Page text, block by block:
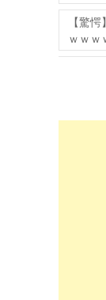
【驚
ｗｗｗ